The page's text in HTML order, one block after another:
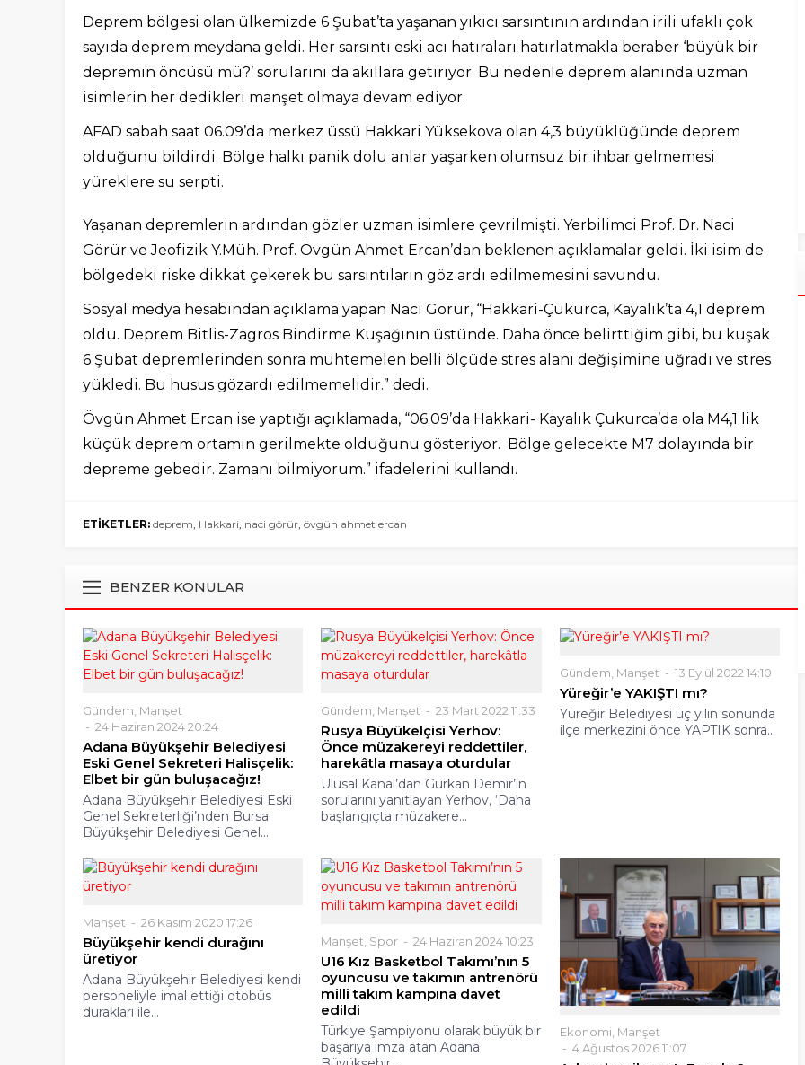
Deprem bölgesi olan ülkemizde 6 Şubat’ta yaşanan yıkıcı sarsıntının ardından irili ufaklı çok
sayıda deprem meydana geldi. Her sarsıntı eski acı hatıraları hatırlatmakla beraber ‘büyük bir
depremin öncüsü mü?’ sorularını da akıllara getiriyor. Bu nedenle deprem alanında uzman
isimlerin her dedikleri manşet olmaya devam ediyor.
AFAD sabah saat 06.09’da merkez üssü Hakkari Yüksekova olan 4,3 büyüklüğünde deprem
olduğunu bildirdi. Bölge halkı panik dolu anlar yaşarken olumsuz bir ihbar gelmemesi
yüreklere su serpti.
Yaşanan depremlerin ardından gözler uzman isimlere çevrilmişti. Yerbilimci Prof. Dr. Naci
Görür ve Jeofizik Y.Müh. Prof. Övgün Ahmet Ercan’dan beklenen açıklamalar geldi. İki isim de
bölgedeki riske dikkat çekerek bu sarsıntıların göz ardı edilmemesini savundu.
Sosyal medya hesabından açıklama yapan Naci Görür, “Hakkari-Çukurca, Kayalık’ta 4,1 deprem
oldu. Deprem Bitlis-Zagros Bindirme Kuşağının üstünde. Daha önce belirttiğim gibi, bu kuşak
6 Şubat depremlerinden sonra muhtemelen belli ölçüde stres alanı değişimine uğradı ve stres
yükledi. Bu husus gözardı edilmemelidir.” dedi.
Övgün Ahmet Ercan ise yaptığı açıklamada, “06.09’da Hakkari- Kayalık Çukurca’da ola M4,1 lik
küçük deprem ortamın gerilmekte olduğunu gösteriyor. Bölge gelecekte M7 dolayında bir
depreme gebedir. Zamanı bilmiyorum.” ifadelerini kullandı.
ETİKETLER: deprem, Hakkari, naci görür, övgün ahmet ercan
BENZER KONULAR
Gündem Manşet
24 Haziran 2024 20:24
Adana Büyükşehir Belediyesi
Eski Genel Sekreteri Halisçelik:
Elbet bir gün buluşacağız!
Adana Büyükşehir Belediyesi Eski
Genel Sekreterliği’nden Bursa
Büyükşehir Belediyesi Genel...
Gündem Manşet 23 Mart 2022 11:33
Rusya Büyükelçisi Yerhov:
Önce müzakereyi reddettiler,
harekâtla masaya oturdular
Ulusal Kanal’dan Gürkan Demir’in
sorularını yanıtlayan Yerhov, ‘Daha
başlangıçta müzakere...
Gündem Manşet 13 Eylül 2022 14:10
Yüreğir’e YAKIŞTI mı?
Yüreğir Belediyesi üç yılın sonunda
ilçe merkezini önce YAPTIK sonra...
Manşet 26 Kasım 2020 17:26
Büyükşehir kendi durağını
üretiyor
Adana Büyükşehir Belediyesi kendi
personeliyle imal ettiği otobüs
durakları ile...
Manşet Spor 24 Haziran 2024 10:23
U16 Kız Basketbol Takımı’nın 5
oyuncusu ve takımın antrenörü
milli takım kampına davet
edildi
Türkiye Şampiyonu olarak büyük bir
başarıya imza atan Adana
Ekonomi Manşet
4 Ağustos 2026 11:07